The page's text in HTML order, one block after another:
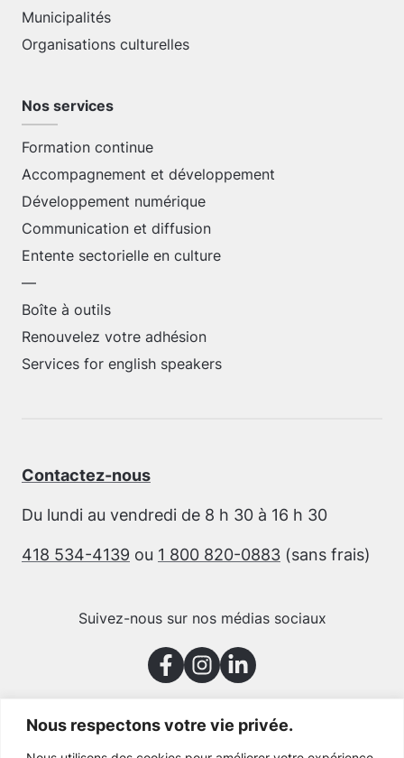
Nous respectons votre vie privée.
Municipalités
Organisations culturelles
Nos services
Formation continue
Accompagnement et développement
Développement numérique
Communication et diffusion
Entente sectorielle en culture
—
Boîte à outils
Renouvelez votre adhésion
Services for english speakers
Contactez-nous
Du lundi au vendredi de 8 h 30 à 16 h 30
418 534-4139 ou 1 800 820-0883 (sans frais)
Suivez-nous sur nos médias sociaux
Merci à nos partenaires